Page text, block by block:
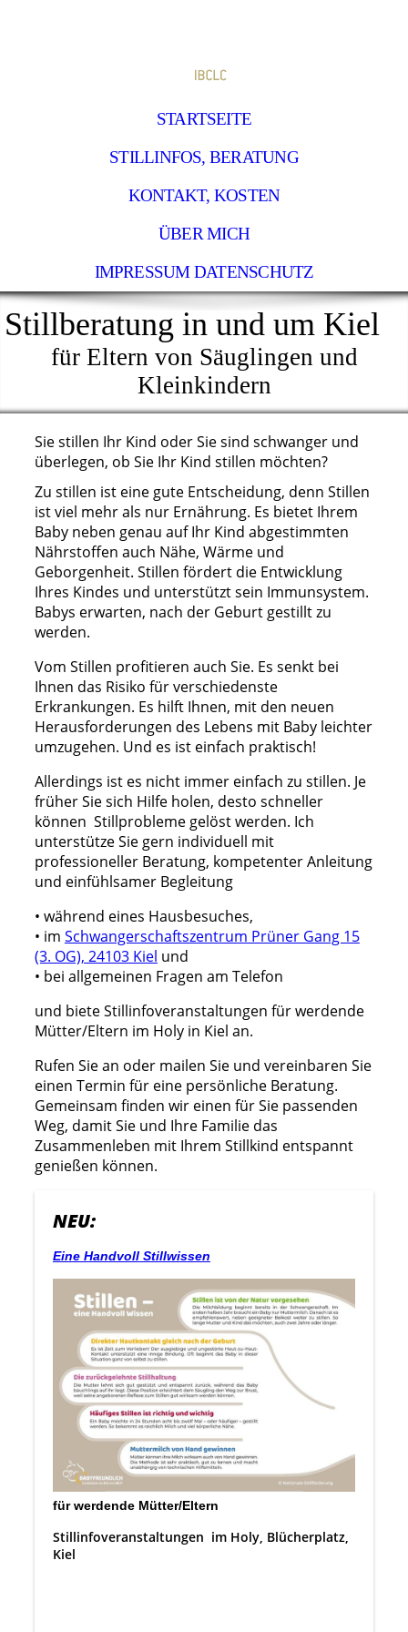
STARTSEITE
STILLINFOS, BERATUNG
KONTAKT, KOSTEN
ÜBER MICH
IMPRESSUM DATENSCHUTZ
Stillberatung in und um Kiel
für Eltern von Säuglingen und
Kleinkindern
Sie stillen Ihr Kind oder Sie sind schwanger und
überlegen, ob Sie Ihr Kind stillen möchten?
Zu stillen ist eine gute Entscheidung, denn Stillen
ist viel mehr als nur Ernährung. Es bietet Ihrem
Baby neben genau auf Ihr Kind abgestimmten
Nährstoffen auch Nähe, Wärme und
Geborgenheit. Stillen fördert die Entwicklung
Ihres Kindes und unterstützt sein Immunsystem.
Babys erwarten, nach der Geburt gestillt zu
werden.
Vom Stillen profitieren auch Sie. Es senkt bei
Ihnen das Risiko für verschiedenste
Erkrankungen. Es hilft Ihnen, mit den neuen
Herausforderungen des Lebens mit Baby leichter
umzugehen. Und es ist einfach praktisch!
Allerdings ist es nicht immer einfach zu stillen. Je
früher Sie sich Hilfe holen, desto schneller
können Stillprobleme gelöst werden. Ich
unterstütze Sie gern individuell mit
professioneller Beratung, kompetenter Anleitung
und einfühlsamer Begleitung
• während eines Hausbesuches,
• im Schwangerschaftszentrum Prüner Gang 15
(3. OG), 24103 Kiel und
• bei allgemeinen Fragen am Telefon
und biete Stillinfoveranstaltungen für werdende
Mütter/Eltern im Holy in Kiel an.
Rufen Sie an oder mailen Sie und vereinbaren Sie
einen Termin für eine persönliche Beratung.
Gemeinsam finden wir einen für Sie passenden
Weg, damit Sie und Ihre Familie das
Zusammenleben mit Ihrem Stillkind entspannt
genießen können.
NEU:
Eine HandvollStillwissen
für werdende Mütter/Eltern
Stillinfoveranstaltungen im Holy, Blücherplatz,
Kiel